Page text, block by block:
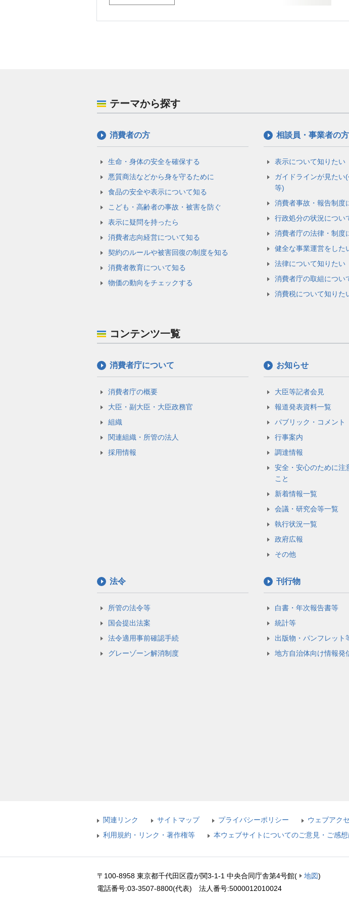
テーマから探す
消費者の方
生命・身体の安全を確保する
悪質商法などから身を守るために
食品の安全や表示について知る
こども・高齢者の事故・被害を防ぐ
表示に疑問を持ったら
消費者志向経営について知る
契約のルールや被害回復の制度を知る
消費者教育について知る
物価の動向をチェックする
相談員・事業者の方
表示について知りたい
ガイドラインが見たい
等)
消費者事故・報告制度
行政処分の状況につい
消費者庁の法律・制度
健全な事業運営をした
法律について知りたい
消費者庁の取組につい
消費税について知りた
コンテンツ一覧
消費者庁について
消費者庁の概要
大臣・副大臣・大臣政務官
組織
関連組織・所管の法人
採用情報
お知らせ
大臣等記者会見
報道発表資料一覧
パブリック・コメント
行事案内
調達情報
安全・安心のために注
こと
新着情報一覧
会議・研究会等一覧
執行状況一覧
政府広報
その他
法令
所管の法令等
国会提出法案
法令適用事前確認手続
グレーゾーン解消制度
刊行物
白書・年次報告書等
統計等
出版物・パンフレット
地方自治体向け情報発
関連リンク サイトマップ プライバシーポリシー
ウェブアク
利用規約・リンク・著作権等
本ウェブサイトについてのご意見・ご感
〒100-8958 東京都千代田区霞が関3-1-1 中央合同庁舎第4号館( 地図)
電話番号:03-3507-8800(代表) 法人番号:5000012010024